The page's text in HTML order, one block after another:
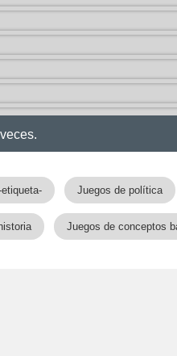
veces.
Juegos de política
Juegos de conceptos